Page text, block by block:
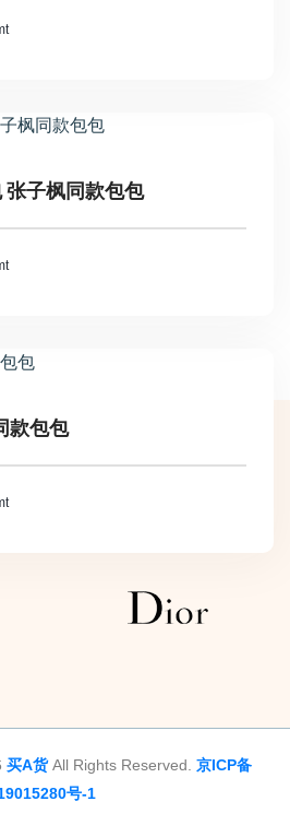
子枫同款包包
款包包
买A货All Rights Reserved. 京ICP备
号-1